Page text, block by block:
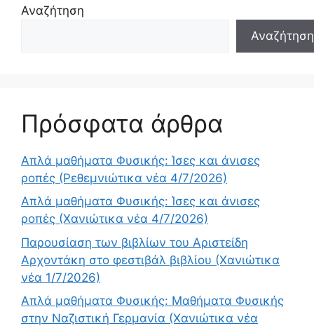
Αναζήτηση
Αναζήτηση
Πρόσφατα άρθρα
Απλά μαθήματα Φυσικής: Ίσες και άνισες
ροπές (Ρεθεμνιώτικα νέα 4/7/2026)
Απλά μαθήματα Φυσικής: Ίσες και άνισες
ροπές (Χανιώτικα νέα 4/7/2026)
Παρουσίαση των βιβλίων του Αριστείδη
Αρχοντάκη στο φεστιβάλ βιβλίου (Χανιώτικα
νέα 1/7/2026)
Απλά μαθήματα Φυσικής: Μαθήματα Φυσικής
στην Ναζιστική Γερμανία (Χανιώτικα νέα